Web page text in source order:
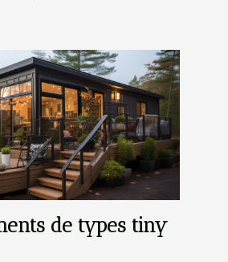
de types tiny